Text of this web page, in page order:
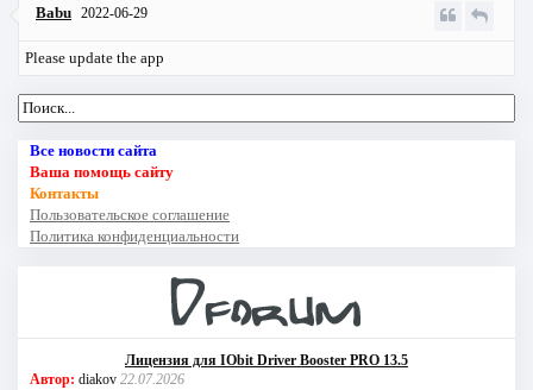
Babu 2022-06-29
Please update the app
Все новости сайта
Ваша помощь сайту
Контакты
Пользовательское соглашение
Политика конфиденциальности
Лицензия для IObit Driver Booster PRO 13.5
Автор: diakov 22.07.2026